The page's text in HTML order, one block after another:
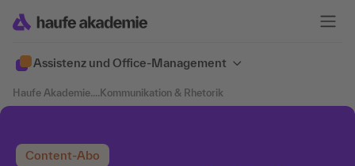
Assistenz und Office-Management
Haufe Akademie....Kommunikation & Rhetorik
Content-Abo